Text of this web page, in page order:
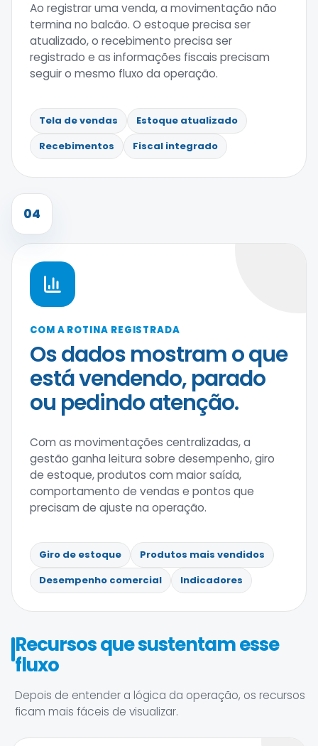
Ao registrar uma venda, a movimentação não
termina no balcão. O estoque precisa ser
atualizado, o recebimento precisa ser
registrado e as informações fiscais precisam
seguir o mesmo fluxo da operação.
Tela de vendas
Estoque atualizado
Recebimentos
Fiscal integrado
04
COM A ROTINA REGISTRADA
Os dados mostram o que
está vendendo, parado
ou pedindo atenção.
Com as movimentações centralizadas, a
gestão ganha leitura sobre desempenho, giro
de estoque, produtos com maior saída,
comportamento de vendas e pontos que
precisam de ajuste na operação.
Giro de estoque
Produtos mais vendidos
Desempenho comercial
Indicadores
Recursos que sustentam esse
fluxo
Depois de entender a lógica da operação, os recursos
ficam mais fáceis de visualizar.